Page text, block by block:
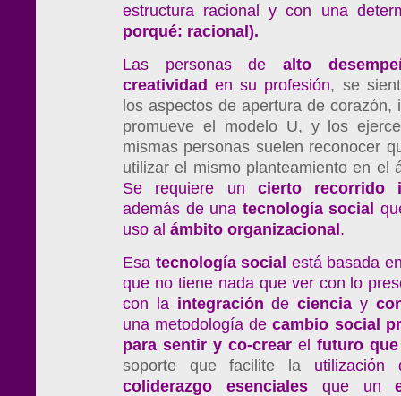
estructura racional y con una
porqué: racional).
Las personas dealto
creatividad en su profesión, se
los aspectos de apertura de corazón,
promueve el modelo U, y los
mismas personas suelen reconocer
utilizar el mismo planteamiento en el
Se requiere un cierto recorrido
además de una tecnología social
uso al ámbito organizacional .
Esa tecnología social está basada
que no tiene nada que ver con lo
con la integración de ciencia y
una metodología decambio social
para sentir y co-crear el futuro que
soporte que facilite la utilización
coliderazgo esencialesque un